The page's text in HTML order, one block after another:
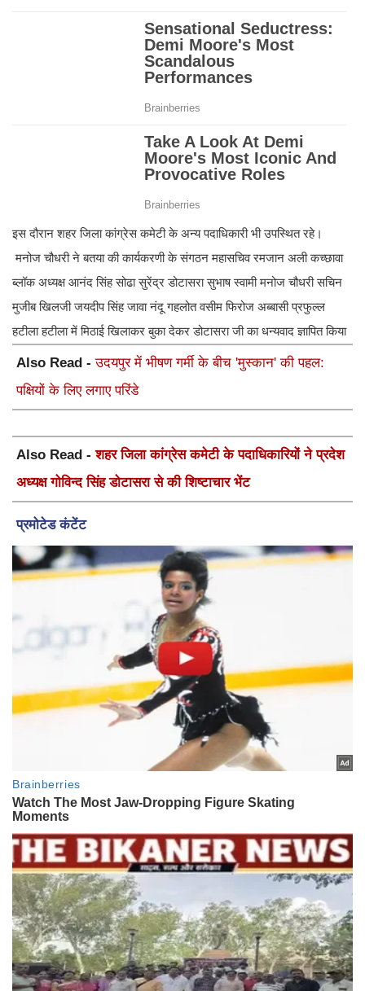
इस दौरान शहर जिला कांग्रेस कमेटी के अन्य पदाधिकारी भी उपस्थित रहे।
मनोज चौधरी ने बतया की कार्यकरणी के संगठन महासचिव रमजान अली कच्छावा
ब्लॉक अध्यक्ष आनंद सिंह सोढा सुरेंद्र डोटासरा सुभाष स्वामी मनोज चौधरी सचिन
मुजीब खिलजी जयदीप सिंह जावा नंदू गहलोत वसीम फिरोज अब्बासी प्रफुल्ल
हटीला हटीला में मिठाई खिलाकर बुका देकर डोटासरा जी का धन्यवाद ज्ञापित किया
Also Read -उदयपुर में भीषण गर्मी के बीच 'मुस्कान' की पहल:
पक्षियों के लिए लगाए परिंडे
Also Read -शहर जिला कांग्रेस कमेटी के पदाधिकारियों ने प्रदेश
अध्यक्ष गोविन्द सिंह डोटासरा से की शिष्टाचार भेंट